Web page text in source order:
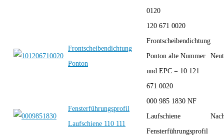
0120
Frontscheibendichtung
Ponton
120 671 0020
Frontscheibendichtung
Ponton alte Nummer
und EPC = 10 121
671 0020
Fensterführungsprofil
Laufschiene 110 111
000 985 1830 NF
Laufschiene
Fensterführungsprofil